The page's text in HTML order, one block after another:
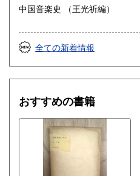
中国音楽史 （王光祈編）
全ての新着情報
おすすめの書籍